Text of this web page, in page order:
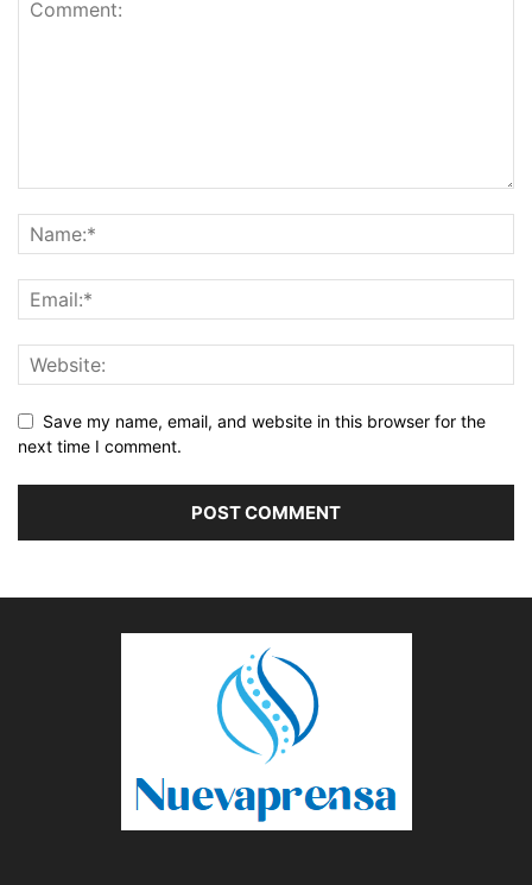
Save my name, email, and website in this browser for the
next time I comment.